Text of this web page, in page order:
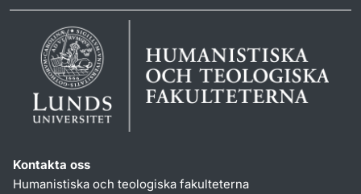
Kontakta oss
Humanistiska och teologiska fakulteterna